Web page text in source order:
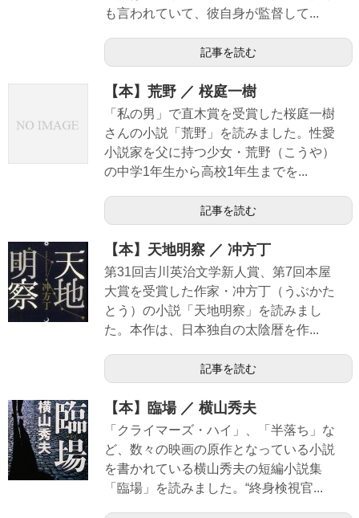
も言われていて、彼自身が監督して...
記事を読む
【本】荒野 ／ 桜庭一樹
「私の男」で直木賞を受賞した桜庭一樹
さんの小説「荒野」を読みました。性愛
小説家を父に持つ少女・荒野（こうや）
の中学1年生から高校1年生までを...
記事を読む
【本】天地明察 ／ 冲方丁
第31回吉川英治文学新人賞、第7回本屋
大賞を受賞した作家・冲方丁（うぶかた
とう）の小説「天地明察」を読みまし
た。本作は、日本独自の太陰暦を作...
記事を読む
【本】臨場 ／ 横山秀夫
「クライマーズ・ハイ」、「半落ち」な
ど、数々の映画の原作となっている小説
を書かれている横山秀夫の短編小説集
「臨場」を読みました。“終身検視官...